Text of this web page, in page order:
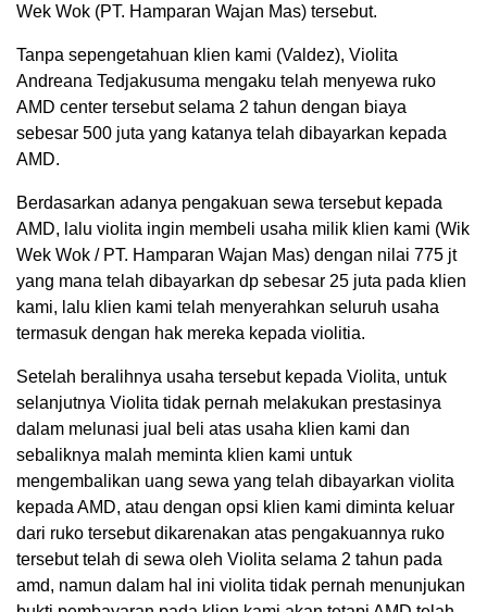
Wek Wok (PT. Hamparan Wajan Mas) tersebut.
Tanpa sepengetahuan klien kami (Valdez), Violita
Andreana Tedjakusuma mengaku telah menyewa ruko
AMD center tersebut selama 2 tahun dengan biaya
sebesar 500 juta yang katanya telah dibayarkan kepada
AMD.
Berdasarkan adanya pengakuan sewa tersebut kepada
AMD, lalu violita ingin membeli usaha milik klien kami (Wik
Wek Wok / PT. Hamparan Wajan Mas) dengan nilai 775 jt
yang mana telah dibayarkan dp sebesar 25 juta pada klien
kami, lalu klien kami telah menyerahkan seluruh usaha
termasuk dengan hak mereka kepada violitia.
Setelah beralihnya usaha tersebut kepada Violita, untuk
selanjutnya Violita tidak pernah melakukan prestasinya
dalam melunasi jual beli atas usaha klien kami dan
sebaliknya malah meminta klien kami untuk
mengembalikan uang sewa yang telah dibayarkan violita
kepada AMD, atau dengan opsi klien kami diminta keluar
dari ruko tersebut dikarenakan atas pengakuannya ruko
tersebut telah di sewa oleh Violita selama 2 tahun pada
amd, namun dalam hal ini violita tidak pernah menunjukan